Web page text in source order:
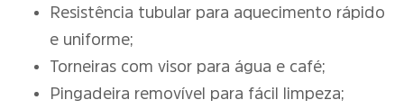
Resistência tubular para aquecimento rápido
e uniforme;
Torneiras com visor para água e café;
Pingadeira removível para fácil limpeza;